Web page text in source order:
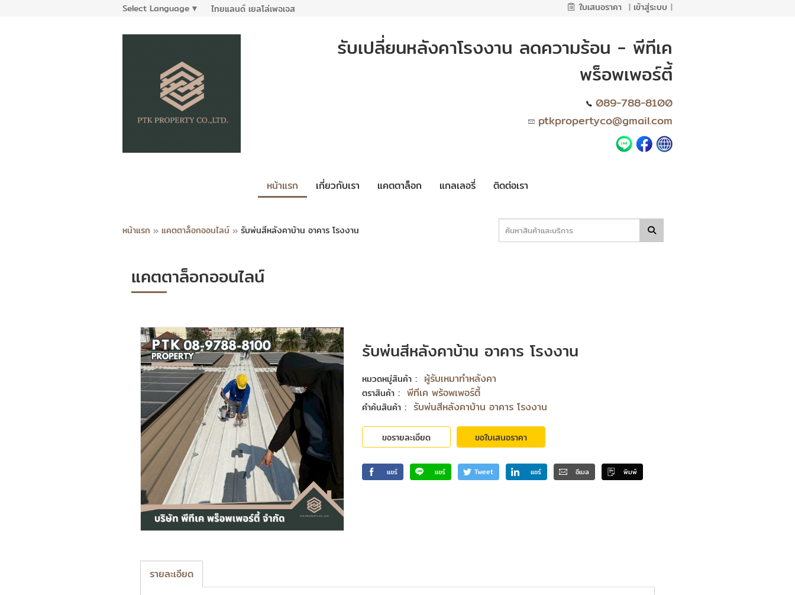
Select Language ▼ ไทยแลนด์ เยลโล่เพจเจส ใบเสนอราคา | เข้าสู่ระบบ |
รับเปลี่ยนหลังคาโรงงาน ลดความร้อน - พีทีเค
พร็อพเพอร์ตี้
089-788-8100
ptkpropertyco@gmail.com
หน้าแรก เกี่ยวกับเรา แคตตาล็อก แกลเลอรี่ ติดต่อเรา
หน้าแรก » แคตตาล็อกออนไลน์ » รับพ่นสีหลังคาบ้าน อาคาร โรงงาน
แคตตาล็อกออนไลน์
รับพ่นสีหลังคาบ้าน อาคาร โรงงาน
หมวดหมู่สินค้า : ผู้รับเหมาทำหลังคา
ตราสินค้า : พีทีเค พร้อพเพอร์ตี้
คำค้นสินค้า : รับพ่นสีหลังคาบ้าน อาคาร โรงงาน
ขอรายละเอียด ขอใบเสนอราคา
แชร์ แชร์ Tweet แชร์ อีเมล พิมพ์
รายละเอียด